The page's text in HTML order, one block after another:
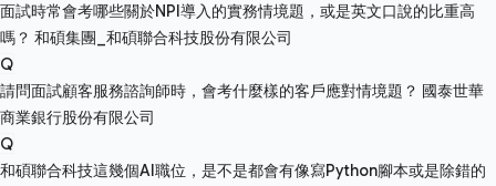
面試時常會考哪些關於NPI導入的實務情境題，或是英文口說的比重高
嗎？ 和碩集團_和碩聯合科技股份有限公司
Q
請問面試顧客服務諮詢師時，會考什麼樣的客戶應對情境題？ 國泰世華
商業銀行股份有限公司
Q
和碩聯合科技這幾個AI職位，是不是都會有像寫Python腳本或是除錯的